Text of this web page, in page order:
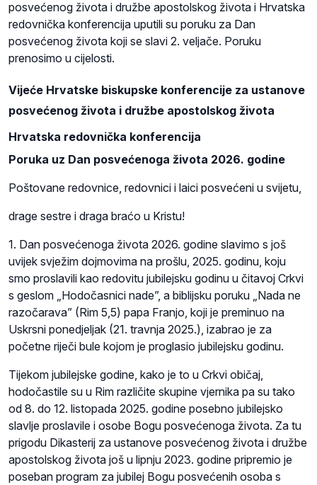
posvećenog života i družbe apostolskog života i Hrvatska
redovnička konferencija uputili su poruku za Dan
posvećenog života koji se slavi 2. veljače. Poruku
prenosimo u cijelosti.
Vijeće Hrvatske biskupske konferencije za ustanove
posvećenog života i družbe apostolskog života
Hrvatska redovnička konferencija
Poruka uz Dan posvećenoga života 2026. godine
Poštovane redovnice, redovnici i laici posvećeni u svijetu,
drage sestre i draga braćo u Kristu!
1. Dan posvećenoga života 2026. godine slavimo s još
uvijek svježim dojmovima na prošlu, 2025. godinu, koju
smo proslavili kao redovitu jubilejsku godinu u čitavoj Crkvi
s geslom „Hodočasnici nade”, a biblijsku poruku „Nada ne
razočarava” (Rim 5,5) papa Franjo, koji je preminuo na
Uskrsni ponedjeljak (21. travnja 2025.), izabrao je za
početne riječi bule kojom je proglasio jubilejsku godinu.
Tijekom jubilejske godine, kako je to u Crkvi običaj,
hodočastile su u Rim različite skupine vjernika pa su tako
od 8. do 12. listopada 2025. godine posebno jubilejsko
slavlje proslavile i osobe Bogu posvećenoga života. Za tu
prigodu Dikasterij za ustanove posvećenog života i družbe
apostolskog života još u lipnju 2023. godine pripremio je
poseban program za jubilej Bogu posvećenih osoba s